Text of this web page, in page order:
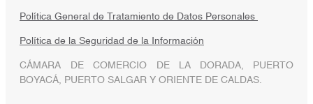
Política General de Tratamiento de Datos Personales
Política de la Seguridad de la Información
CÁMARA DE COMERCIO DE LA DORADA, PUERTO
BOYACÁ, PUERTO SALGAR Y ORIENTE DE CALDAS.